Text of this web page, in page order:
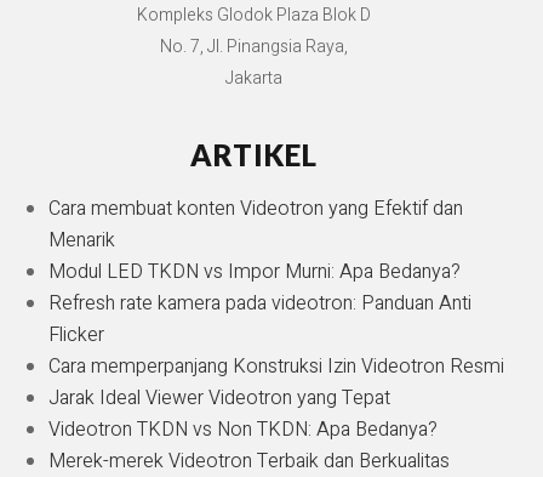
Kompleks Glodok Plaza Blok D
No. 7, Jl. Pinangsia Raya,
Jakarta
ARTIKEL
Cara membuat konten Videotron yang Efektif dan
Menarik
Modul LED TKDN vs Impor Murni: Apa Bedanya?
Refresh rate kamera pada videotron: Panduan Anti
Flicker
Cara memperpanjang Konstruksi Izin Videotron Resmi
Jarak Ideal Viewer Videotron yang Tepat
Videotron TKDN vs Non TKDN: Apa Bedanya?
Merek-merek Videotron Terbaik dan Berkualitas